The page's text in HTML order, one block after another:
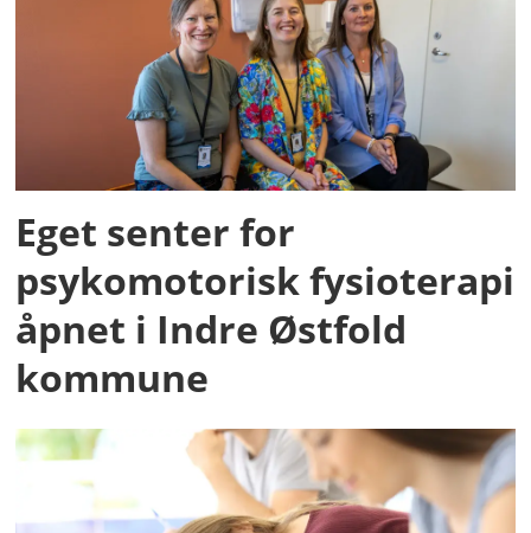
Eget senter for
psykomotorisk fysioterapi
åpnet i Indre Østfold
kommune